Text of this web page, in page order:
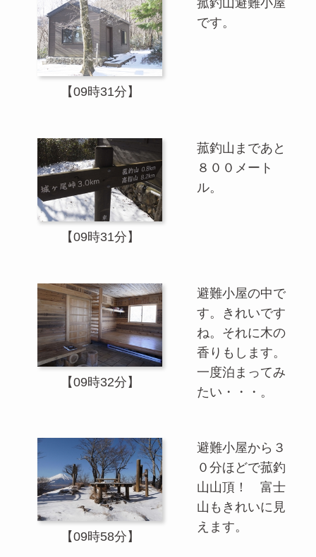
【09時31分】
です。
【09時31分】
菰釣山まであと
８００メート
ル。
【09時32分】
避難小屋の中で
す。きれいです
ね。それに木の
香りもします。
一度泊まってみ
たい・・・。
【09時58分】
避難小屋から３
０分ほどで菰釣
山山頂！ 富士
山もきれいに見
えます。